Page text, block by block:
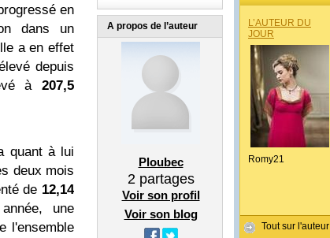
en
dans un
a en effet
depuis
à 207,5
quant à lui
deux mois
de 12,14
une
l'ensemble
A propos de l’auteur
Ploubec
2partages
Voir son profil
Voir son blog
L’AUTEUR DU
JOUR
Romy21
Tout sur l'auteur